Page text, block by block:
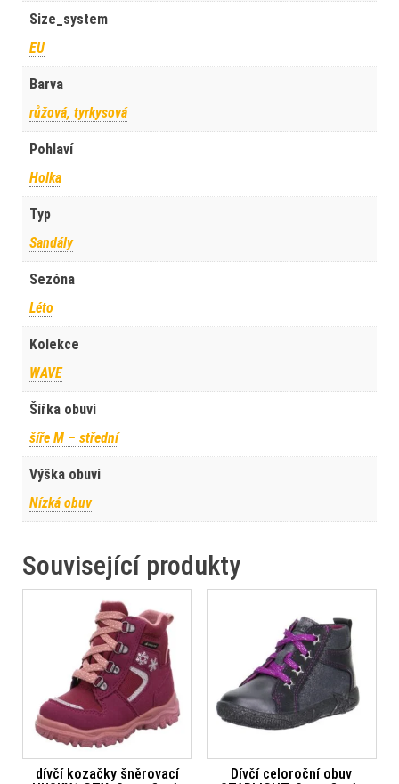
Size_system
EU
Barva
růžová, tyrkysová
Pohlaví
Holka
Typ
Sandály
Sezóna
Léto
Kolekce
WAVE
Šířka obuvi
šíře M – střední
Výška obuvi
Nízká obuv
Související produkty
dívčí kozačky šněrovací
Dívčí celoroční obuv